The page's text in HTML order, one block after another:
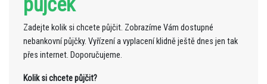
Zadejte kolik si chcete půjčit. Zobrazíme Vám dostupné
nebankovní půjčky. Vyřízení a vyplacení klidně ještě dnes jen tak
přes internet. Doporučujeme.
Kolik si chcete půjčit?